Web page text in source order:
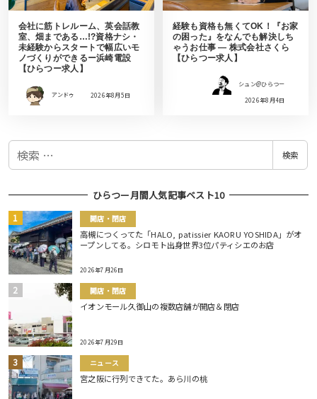
会社に筋トレルーム、英会話教
室、畑まである…!?資格ナシ・
未経験からスタートで幅広いモ
ノづくりができるー浜崎電設
【ひらつー求人】
アンドゥ 2026年8月5日
経験も資格も無くてOK！『お家
の困った』をなんでも解決しち
ゃうお仕事 ― 株式会社さくら
【ひらつー求人】
シュン@ひらつー
2026年8月4日
検
検索
ひらつー月間人気記事ベスト10
開店・閉店
高槻につくってた「HALO, patissier KAORU YOSHIDA」がオ
ープンしてる。シロモト出身世界3位パティシエのお店
2026年7月26日
開店・閉店
イオンモール久御山の複数店舗が開店＆閉店
2026年7月29日
ニュース
宮之阪に行列できてた。あら川の桃